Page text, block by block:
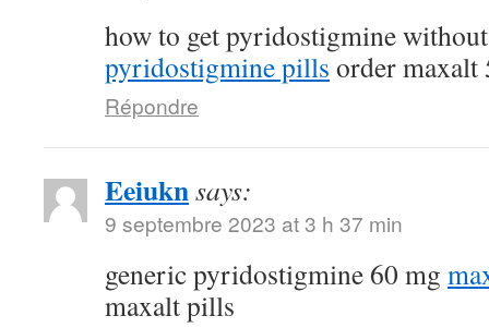
how to get pyridostigmine
pyridostigmine pills order
Répondre
Eeiuknsays:
9 septembre 2023 at 3 h 37 min
generic pyridostigmine 60 mg
maxalt pills